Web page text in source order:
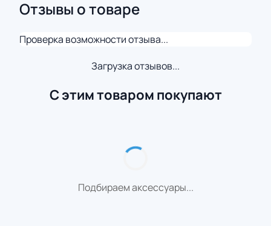
Отзывы о товаре
Проверка возможности отзыва...
Загрузка отзывов...
С этим товаром покупают
Подбираем аксессуары...